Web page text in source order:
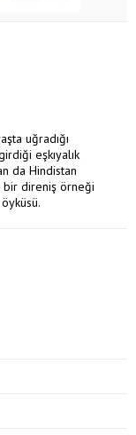
uğradığı
eşkıyalık
da Hindistan
bir direniş örneği